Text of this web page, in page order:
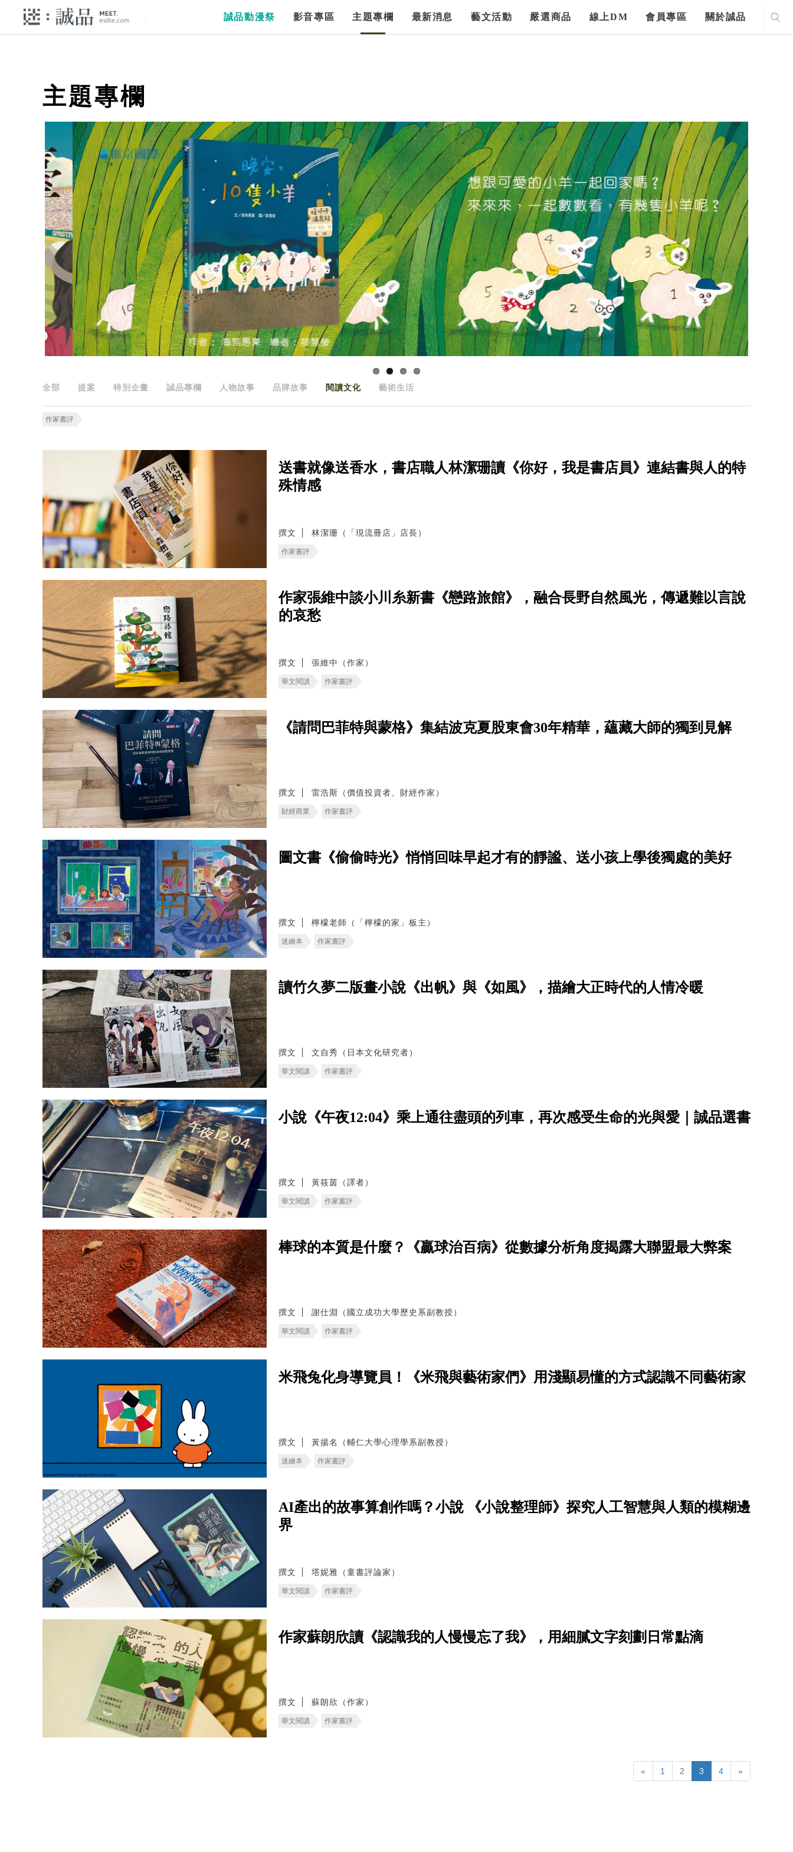
誠品動漫祭 影音專區 主題專欄 最新消息 藝文活動 嚴選商品 線上DM 會員專區 關於誠品
主題專欄
全部 提案 特別企畫 誠品專欄 人物故事 品牌故事 閱讀文化 藝術生活
作家書評
送書就像送香水，書店職人林潔珊讀《你好，我是書店員》連結書與人的特
殊情感
撰文 林潔珊（「現流冊店」店長）
作家書評
作家張維中談小川糸新書《戀路旅館》，融合長野自然風光，傳遞難以言說
的哀愁
撰文 張維中（作家）
華文閱讀 作家書評
《請問巴菲特與蒙格》集結波克夏股東會30年精華，蘊藏大師的獨到見解
撰文 雷浩斯（價值投資者、財經作家）
財經商業 作家書評
圖文書《偷偷時光》悄悄回味早起才有的靜謐、送小孩上學後獨處的美好
撰文 檸檬老師（「檸檬的家」板主）
迷繪本 作家書評
讀竹久夢二版畫小說《出帆》與《如風》，描繪大正時代的人情冷暖
撰文 文自秀（日本文化研究者）
華文閱讀 作家書評
小說《午夜12:04》乘上通往盡頭的列車，再次感受生命的光與愛｜誠品選書
撰文 黃筱茵（譯者）
華文閱讀 作家書評
棒球的本質是什麼？《贏球治百病》從數據分析角度揭露大聯盟最大弊案
撰文 謝仕淵（國立成功大學歷史系副教授）
華文閱讀 作家書評
米飛兔化身導覽員！《米飛與藝術家們》用淺顯易懂的方式認識不同藝術家
撰文 黃揚名（輔仁大學心理學系副教授）
迷繪本 作家書評
AI產出的故事算創作嗎？小說 《小說整理師》探究人工智慧與人類的模糊邊
界
撰文 塔妮雅（童書評論家）
華文閱讀 作家書評
作家蘇朗欣讀《認識我的人慢慢忘了我》，用細膩文字刻劃日常點滴
撰文 蘇朗欣（作家）
華文閱讀 作家書評
« 1 2 3 4 »